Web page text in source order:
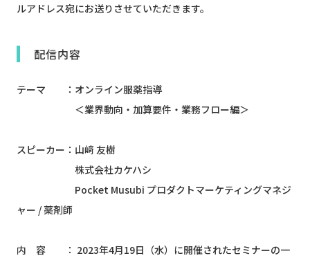
ルアドレス宛にお送りさせていただきます。
配信内容
テーマ ：オンライン服薬指導
＜業界動向・加算要件・業務フロー編＞
スピーカー：山﨑 友樹
​ ​​​​​​株式会社カケハシ
Pocket Musubi プロダクトマーケティングマネジ
ャー / 薬剤師
内 容 ： 2023年4月19日（水）に開催されたセミナーの一